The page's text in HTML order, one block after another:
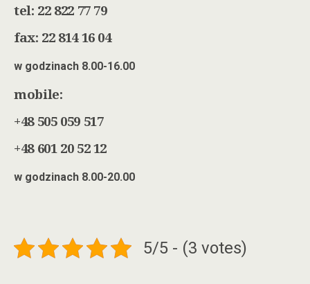
tel: 22 822 77 79
fax: 22 814 16 04
w godzinach 8.00-16.00
mobile:
+48 505 059 517
+48 601 20 52 12
w godzinach 8.00-20.00
5/5 - (3 votes)